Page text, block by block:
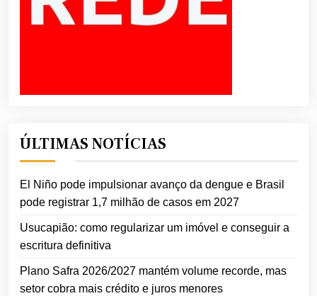
ÚLTIMAS NOTÍCIAS
El Niño pode impulsionar avanço da dengue e Brasil
pode registrar 1,7 milhão de casos em 2027
Usucapião: como regularizar um imóvel e conseguir a
escritura definitiva
Plano Safra 2026/2027 mantém volume recorde, mas
setor cobra mais crédito e juros menores